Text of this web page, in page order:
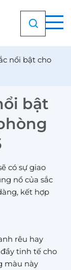
nổi bật cho
bật
có sự giao
nổ của sắc
kết hợp
rêu hay
tinh tế cho
màu này